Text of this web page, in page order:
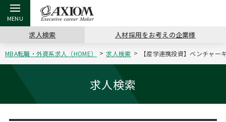
戻る
アクシアムの特長
戻る
コンサ
サービス案内
戻る
キャリ
戻る
キャリア支援 TOP
キャリアデザイン講座
（最新求人市場動向）
戻る
MBAの
戻る
日本か
戻る
転職ツール TOP
英文レジュメの書き方
戻る
パワー
戻る
転職コラム TOP
“展”職相談室
戻る
イベント・セミナー TOP
ジョブフェア
戻る
会社概要 TOP
沿革
求人検索 人材採用をお考えの企業様
MBA転職・外資系求人（HOME） 求人検索 【産学連携投資】ベンチャ
求人検索